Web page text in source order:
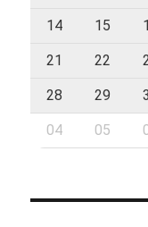
14 15
21 22
28 29
04 05